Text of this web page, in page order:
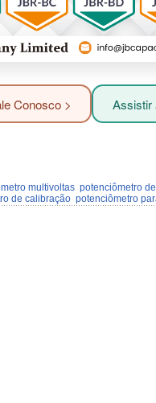
Conosco > Assistir
multivoltas potenciômetro
de calibração potenciômetro